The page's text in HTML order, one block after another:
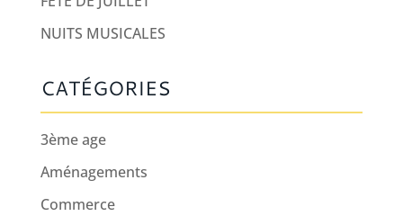
NUITS MUSICALES
CATÉGORIES
3ème age
Aménagements
Commerce